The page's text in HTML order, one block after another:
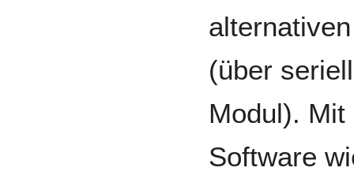
(über
Modul).
Software